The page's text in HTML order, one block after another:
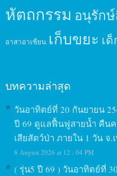
หัตถกรรม อนุรัก
อาสาอาเซียน เก็บขยะ เ
บทความล่าสุด
วันอาทิตย์ที่ 20 กันยายน
ปี 69 ดูแลฟื้นฟูสายน้ำ คืน
เสียสัตว์ป่า ภายใน 1 วัน จ.
8 August 2026 at 12 : 04 PM
( รุ่น5 ปี 69 ) วันอาทิตย์ที่